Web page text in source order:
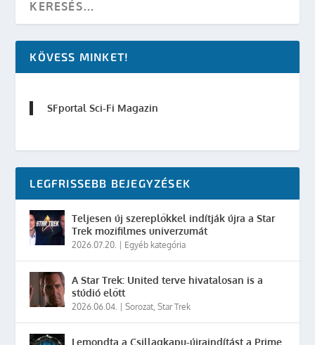
KÖVESS MINKET!
SFportal Sci-Fi Magazin
LEGFRISSEBB BEJEGYZÉSEK
Teljesen új szereplőkkel indítják újra a Star
Trek mozifilmes univerzumát
2026.07.20. Egyéb kategória
A Star Trek: United terve hivatalosan is a
stúdió előtt
2026.06.04. |Sorozat,Star Trek
Lemondta a Csillagkapu-újraindítást a Prime